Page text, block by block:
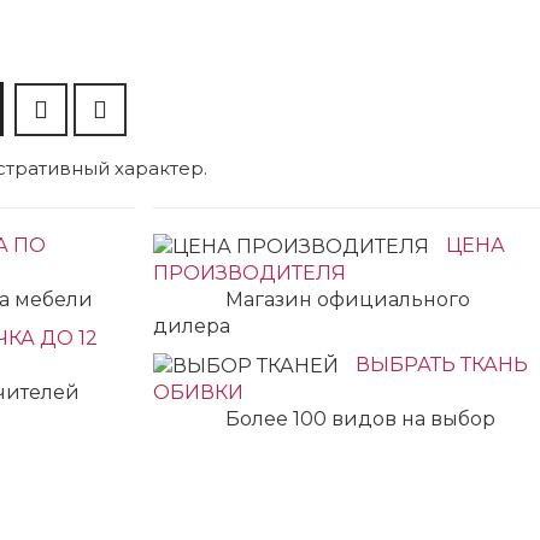
характер.
ПО
мебели
ДО 12
ЦЕНА
ПРОИЗВОДИТЕЛЯ
Магазин официального
дилера
ВЫБРАТЬ ТКАНЬ
ОБИВКИ
Более 100 видов на выбор